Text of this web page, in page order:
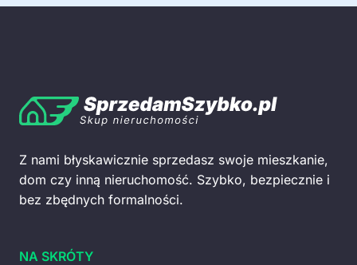
Z nami błyskawicznie sprzedasz swoje mieszkanie,
dom czy inną nieruchomość. Szybko, bezpiecznie i
bez zbędnych formalności.
NA SKRÓTY